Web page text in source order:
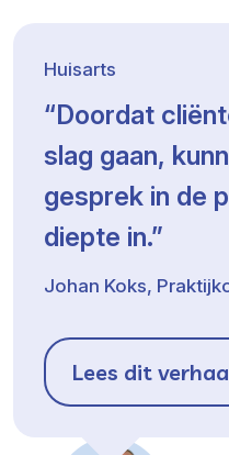
Huisarts
“Doordat
slag gaan,
gesprek in de
diepte in.”
Johan Koks,
Lees dit